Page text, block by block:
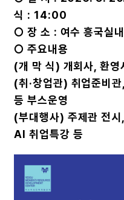
식 : 14:00
○ 장 소 : 여수 흥국실
○ 주요내용
(개 막 식) 개회사, 환영
(취·창업관) 취업준비
등 부스운영
(부대행사) 주제관 전
AI 취업특강 등